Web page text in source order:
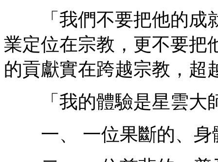
「我們不要把他的成
業定位在宗教，更不要把
的貢獻實在跨越宗教，超
「我的體驗是星雲大
一、 一位果斷的、身